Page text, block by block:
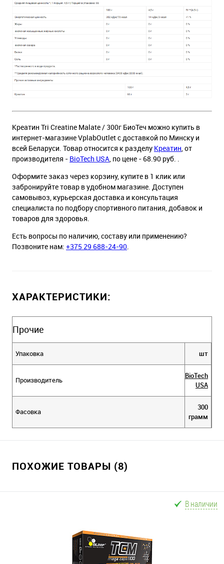
Креатин Tri Creatine Malate / 300г БиоТеч можно купить в
интернет-магазине VplabOutlet с доставкой по Минску и
всей Беларуси. Товар относится к разделу Креатин, от
производителя - BioTech USA, по цене - 68.90 руб. .
Оформите заказ через корзину, купите в 1 клик или
забронируйте товар в удобном магазине. Доступен
самовывоз, курьерская доставка и консультация
специалиста по подбору спортивного питания, добавок и
товаров для здоровья.
Есть вопросы по наличию, составу или применению?
Позвоните нам: +375 29 688-24-90.
ХАРАКТЕРИСТИКИ:
Прочие
Упаковка шт
Производитель
BioTech
USA
Фасовка
300
грамм
ПОХОЖИЕ ТОВАРЫ (8)
В наличии